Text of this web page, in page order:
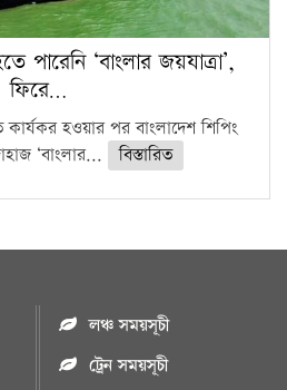
পারেনি ‘বাংলার জয়যাত্রা’,
ফিরে…
কার্যকর হওয়ার পর বাংলাদেশ শিপিং
‘বাংলার...
বিস্তারিত
লঞ্চ সময়সূচী
ট্রেন সময়সূচী